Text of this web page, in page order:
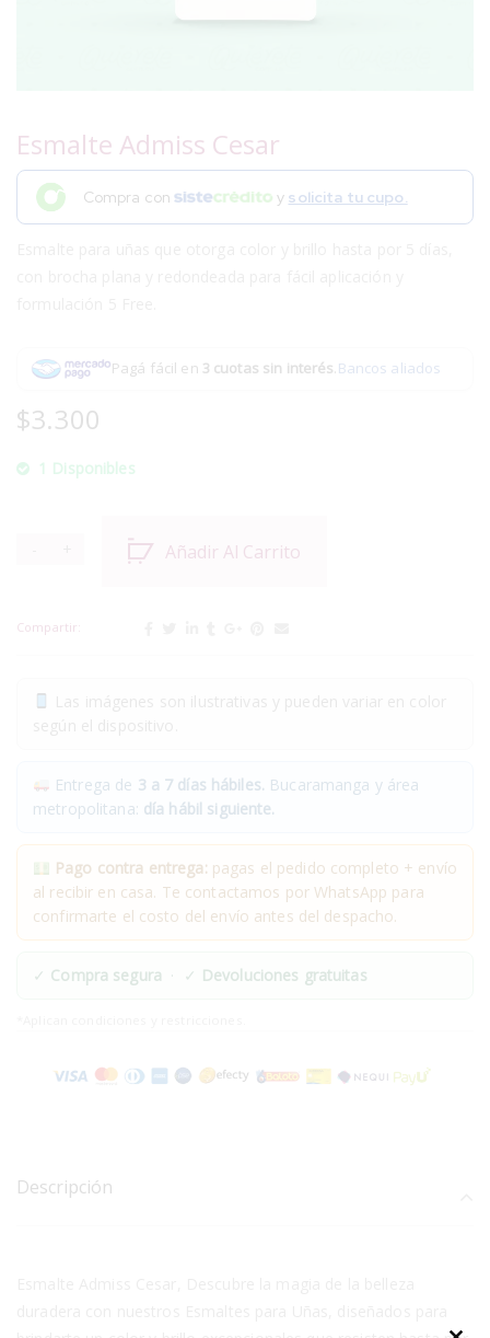
Esmalte Admiss Cesar
Compra con y solicita tu cupo.
Pagá fácil en 3 cuotas sin interés.Bancos aliados
$3.300
1 Disponibles
Añadir Al Carrito
Compartir:
Entrega de 3 a 7 días hábiles. Bucaramanga y área
metropolitana: día hábil siguiente.
Pago contra entrega: pagas el pedido completo + envío
al recibir en casa. Te contactamos por WhatsApp para
confirmarte el costo del envío antes del despacho.
✓ Compra segura · ✓ Devoluciones gratuitas
Descripción